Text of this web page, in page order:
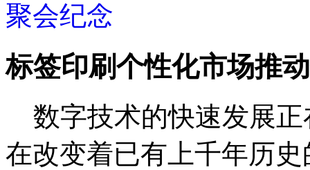
聚会纪念
标签印刷个性化市场推
数字技术的快速发展正
在改变着已有上千年历